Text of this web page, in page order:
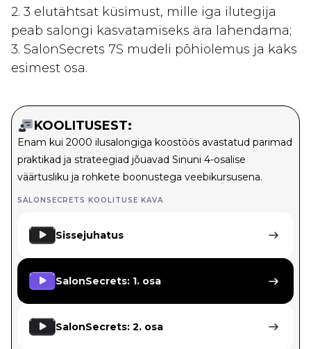
2. 3 elutähtsat küsimust, mille iga ilutegija
peab salongi kasvatamiseks ära lahendama;
3. SalonSecrets 7S mudeli põhiolemus ja kaks
esimest osa.
KOOLITUSEST:
Enam kui 2000 ilusalongiga koostöös avastatud parimad
praktikad ja strateegiad jõuavad Sinuni 4-osalise
väärtusliku ja rohkete boonustega veebikursusena.
SALONSECRETS KOOLITUSE KAVA
Sissejuhatus
SalonSecrets: 1. osa
SalonSecrets: 2. osa